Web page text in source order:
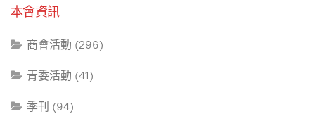
本會資訊
商會活動 (296)
青委活動 (41)
季刊 (94)